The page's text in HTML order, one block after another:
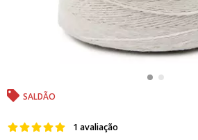
SALDÃO
1 avaliação